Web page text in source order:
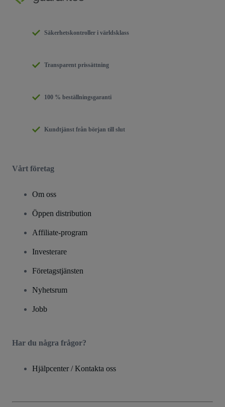
Säkerhetskontroller i världsklass
Transparent prissättning
100 % beställningsgaranti
Kundtjänst från början till slut
Vårt företag
Om oss
Öppen distribution
Affiliate-program
Investerare
Företagstjänsten
Nyhetsrum
Jobb
Har du några frågor?
Hjälpcenter / Kontakta oss